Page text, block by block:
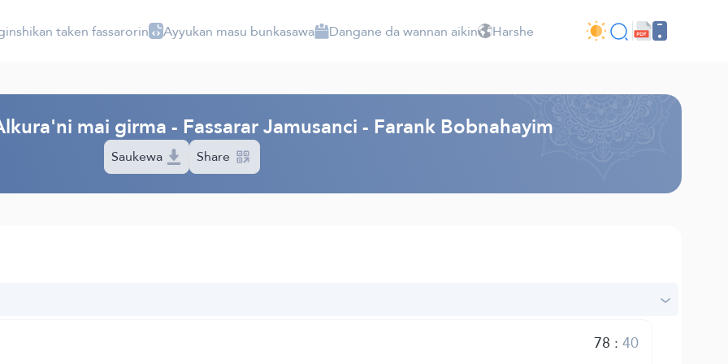
taken fassarorin Ayyukan masu bunkasawa Dangane da wannan aikin Harshe
mai girma - Fassarar Jamusanci - Farank Bobnahayim
Saukewa Share
78 :40